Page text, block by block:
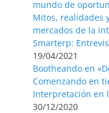
mundo de
Mitos, realidades
mercados de la
Smarterp:
19/04/2021
Bootheando en
Comenzando en
Interpretación en
30/12/2020